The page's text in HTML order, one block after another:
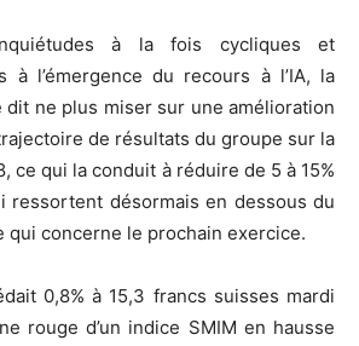
à la fois cycliques et
à l’émergence du recours à l’IA, la
dit ne plus miser sur une amélioration
de résultats du groupe sur la
ce qui la conduit à réduire de 5 à 15%
ressortent désormais en dessous du
qui concerne le prochain exercice.
0,8% à 15,3 francs suisses mardi
rouge d’un indice SMIM en hausse